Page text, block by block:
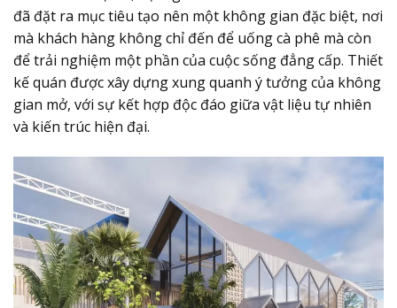
đã đặt ra mục tiêu tạo nên một không gian đặc biệt, nơi
mà khách hàng không chỉ đến để uống cà phê mà còn
để trải nghiệm một phần của cuộc sống đẳng cấp. Thiết
kế quán được xây dựng xung quanh ý tưởng của không
gian mở, với sự kết hợp độc đáo giữa vật liệu tự nhiên
và kiến trúc hiện đại.